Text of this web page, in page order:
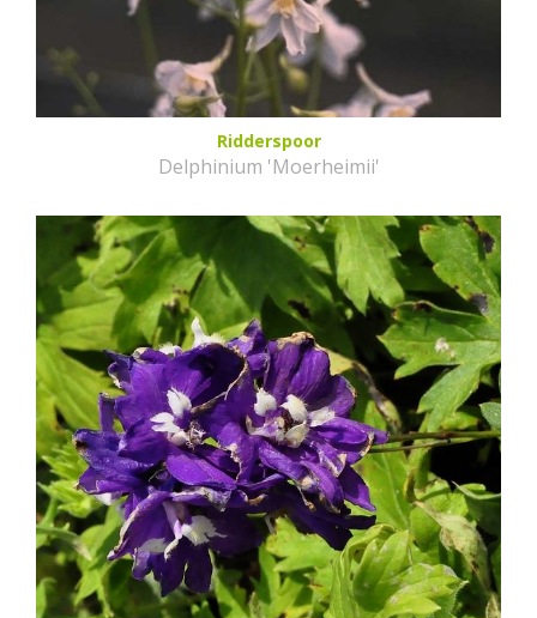
Ridderspoor
Delphinium 'Moerheimii'